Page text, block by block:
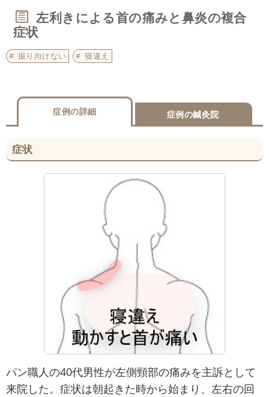
左利きによる首の痛みと鼻炎の複合
症状
振り向けない 寝違え
症例の詳細 症例の鍼灸院
症状
パン職人の40代男性が左側頸部の痛みを主訴として
来院した。症状は朝起きた時から始まり、左右の回